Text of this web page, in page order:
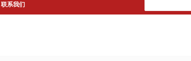
联系我们